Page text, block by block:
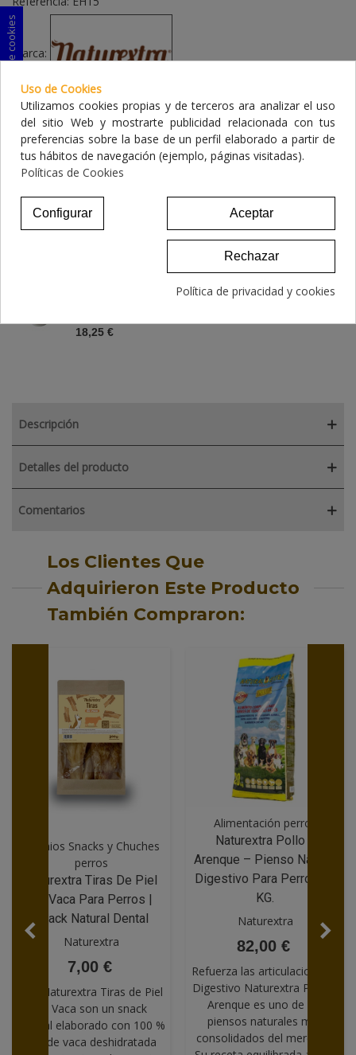
Marca:
FAVORITO 0 AÑADIR PARA COMPARAR 0
A LISTA DE DESEOS
Relaccionados
NATUREXTRA HEPADIET MINI
39,90 €
Lupo Natural Levadura De Cerveza En Polvo
18,25 €
Descripción
Detalles del producto
Comentarios
Los Clientes Que
Adquirieron Este Producto
También Compraron:
Premios Snacks y Chuches
perros
Naturextra Tiras De Piel
De Vaca Para Perros |
Snack Natural Dental
Naturextra
7,00 €
Las Naturextra Tiras de Piel
de Vaca son un snack
natural elaborado con 100 %
piel de vaca deshidratada
Alimentación perros
Naturextra Pollo Y
Arenque – Pienso Natural
Digestivo Para Perros 20
KG.
Naturextra
82,00 €
Refuerza las articulaciones |
Digestivo Naturextra Pollo y
Arenque es uno de los
piensos naturales más
consolidados del mercado.
Uso de Cookies
Utilizamos cookies propias y de terceros ara analizar el uso
del sitio Web y mostrarte publicidad relacionada con tus
preferencias sobre la base de un perfil elaborado a partir de
tus hábitos de navegación (ejemplo, páginas visitadas).
Políticas de Cookies
Aceptar
Rechazar
Configurar
Política de privacidad y cookies
Consentimiento de cookies